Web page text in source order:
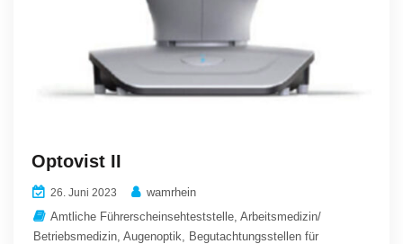
Optovist II
26. Juni 2023
wamrhein
Amtliche Führerscheinsehteststelle Arbeitsmedizin/
Betriebsmedizin Augenoptik
Begutachtungsstellen für